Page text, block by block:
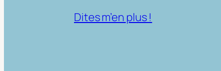
Dites m’en plus !